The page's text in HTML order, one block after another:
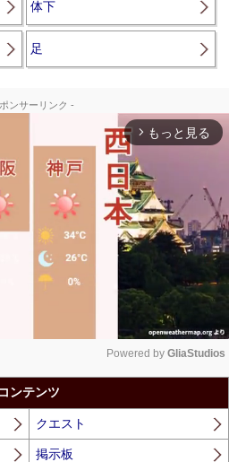
体下
足
ンサーリンク -
arrow_forward_ios もっと見る
Powered by GliaStudios
コンテンツ
クエスト
掲示板